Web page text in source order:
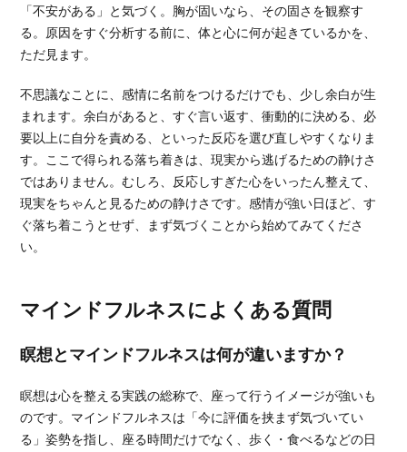
「不安がある」と気づく。胸が固いなら、その固さを観察す
る。原因をすぐ分析する前に、体と心に何が起きているかを、
ただ見ます。
不思議なことに、感情に名前をつけるだけでも、少し余白が生
まれます。余白があると、すぐ言い返す、衝動的に決める、必
要以上に自分を責める、といった反応を選び直しやすくなりま
す。ここで得られる落ち着きは、現実から逃げるための静けさ
ではありません。むしろ、反応しすぎた心をいったん整えて、
現実をちゃんと見るための静けさです。感情が強い日ほど、す
ぐ落ち着こうとせず、まず気づくことから始めてみてくださ
い。
マインドフルネスによくある質問
瞑想とマインドフルネスは何が違いますか？
瞑想は心を整える実践の総称で、座って行うイメージが強いも
のです。マインドフルネスは「今に評価を挟まず気づいてい
る」姿勢を指し、座る時間だけでなく、歩く・食べるなどの日